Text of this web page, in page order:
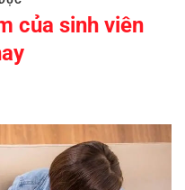
của sinh viên